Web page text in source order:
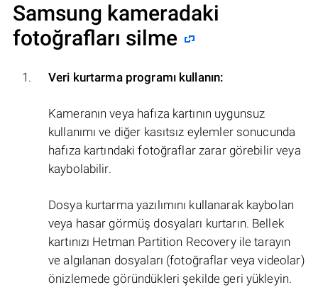
Samsung kameradaki
fotoğrafları silme
Veri kurtarma programı kullanın:
Kameranın veya hafıza kartının uygunsuz
kullanımı ve diğer kasıtsız eylemler sonucunda
hafıza kartındaki fotoğraflar zarar görebilir veya
kaybolabilir.
Dosya kurtarma yazılımını kullanarak kaybolan
veya hasar görmüş dosyaları kurtarın. Bellek
kartınızı Hetman Partition Recovery ile tarayın
ve algılanan dosyaları (fotoğraflar veya videolar)
önizlemede göründükleri şekilde geri yükleyin.